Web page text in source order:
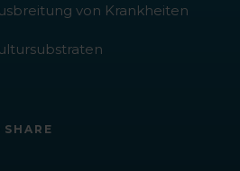
von Krankheiten
SHARE